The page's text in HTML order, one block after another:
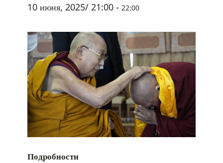
10 июня, 2025/ 21:00 - 22:00
Подробности